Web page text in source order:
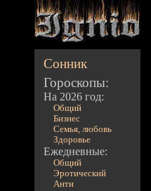
Сонник
Гороскопы:
На 2026 год:
Общий
Бизнес
Семья, любовь
Здоровье
Ежедневные:
Общий
Эротический
Анти